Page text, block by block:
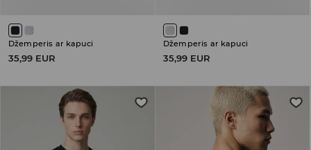
Džemperis ar kapuci
35,99 EUR
Džemperis ar kapuci
35,99 EUR